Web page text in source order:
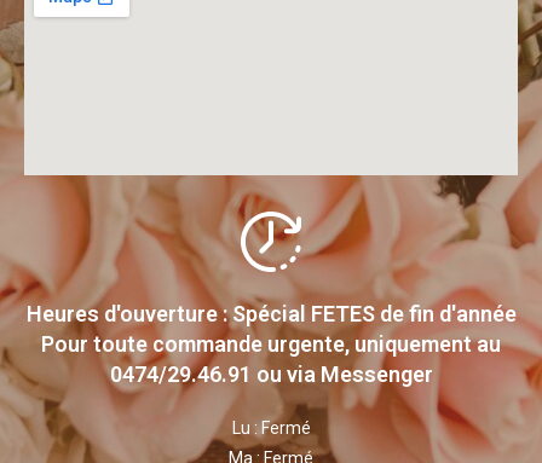
Heures d'ouverture : Spécial FETES de fin d'année
Pour toute commande urgente, uniquement au
0474/29.46.91 ou via Messenger
Lu : Fermé
Ma : Fermé